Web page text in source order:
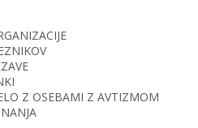
Z OSEBAMI Z AVTIZMOM